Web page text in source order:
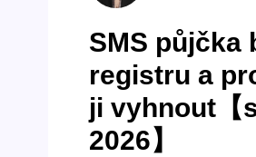
SMS půjčka
registru a
ji vyhnout【
2026】